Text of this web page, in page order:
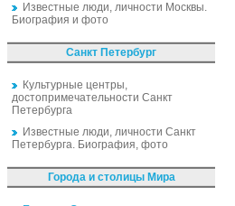
Известные люди, личности Москвы.
Биография и фото
Санкт Петербург
Культурные центры,
достопримечательности Санкт
Петербурга
Известные люди, личности Санкт
Петербурга. Биография, фото
Города и столицы Мира